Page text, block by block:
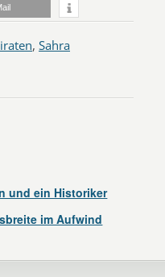
, Sahra
und ein Historiker
im Aufwind